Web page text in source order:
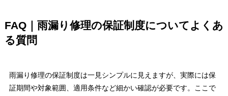
FAQ｜雨漏り修理の保証制度についてよくあ
る質問
雨漏り修理の保証制度は一見シンプルに見えますが、実際には保
証期間や対象範囲、適用条件など細かい確認が必要です。ここで